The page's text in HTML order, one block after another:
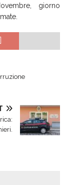
giorno